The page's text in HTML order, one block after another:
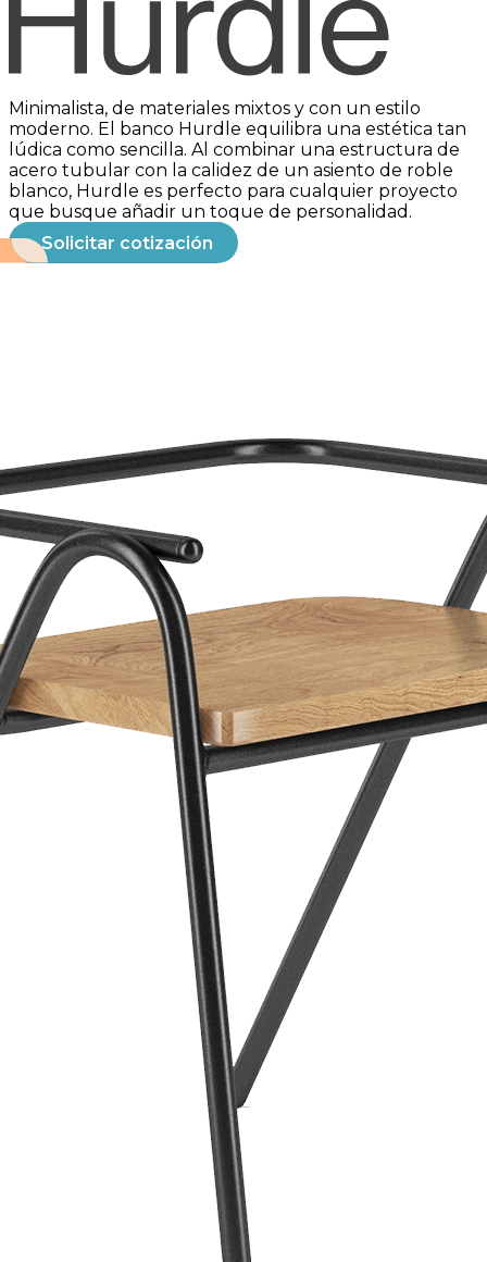
Grand Rapids Chair
Minimalista, de materiales mixtos y con un estilo
moderno. El banco Hurdle equilibra una estética tan
lúdica como sencilla. Al combinar una estructura de
acero tubular con la calidez de un asiento de roble
blanco, Hurdle es perfecto para cualquier proyecto
que busque añadir un toque de personalidad.
Solicitar cotización